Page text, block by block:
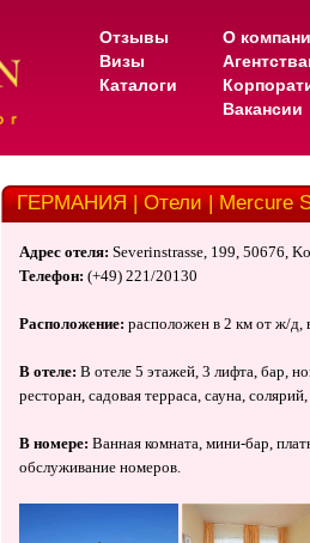
Отзывы
Визы
Каталоги
О
Вакансии
ГЕРМАНИЯ | Отели | Mercure
Адрес отеля: Severinstrasse, 199, 50676,
Телефон: (+49) 221/20130
Расположение: расположен в 2 км от ж/д,
В отеле: В отеле 5 этажей, 3 лифта, бар,
ресторан, садовая терраса, сауна,
В номере: Ванная комната, мини-бар,
обслуживание номеров.